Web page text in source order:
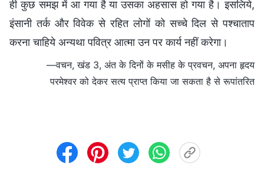
ही कुछ समझ में आ गया है या उसका अहसास हो गया है। इसलिये,
इंसानी तर्क और विवेक से रहित लोगों को सच्चे दिल से पश्चाताप
करना चाहिये अन्यथा पवित्र आत्मा उन पर कार्य नहीं करेगा।
—वचन, खंड 3, अंत के दिनों के मसीह के प्रवचन, अपना हृदय
परमेश्वर को देकर सत्य प्राप्त किया जा सकता है से रूपांतरित